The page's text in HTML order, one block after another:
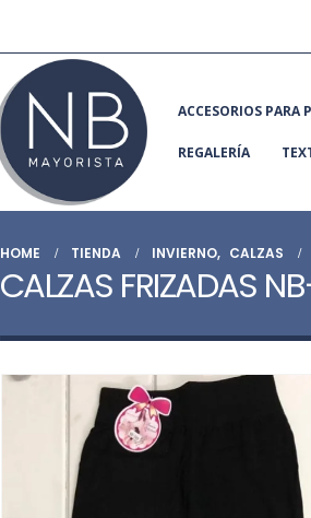
ACCESORIOS PARA
REGALERÍA
HOME TIENDA INVIERNO, CALZAS
CALZAS FRIZADAS